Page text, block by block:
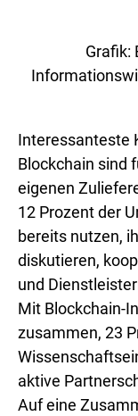
Grafik:
Interessanteste
Blockchain sind
eigenen
12 Prozent der
bereits nutzen,
diskutieren,
und
Mit Blockchain-
zusammen, 23
aktive
Auf eine